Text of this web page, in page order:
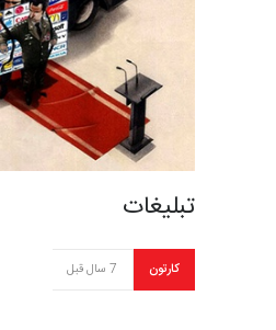
تبلیغات
کارتون 7 سال قبل